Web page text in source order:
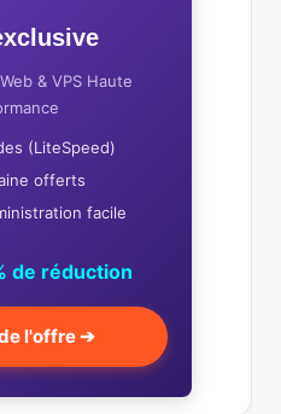
& VPS Haute
(LiteSpeed)
offerts
facile
de réduction
l'offre ➔